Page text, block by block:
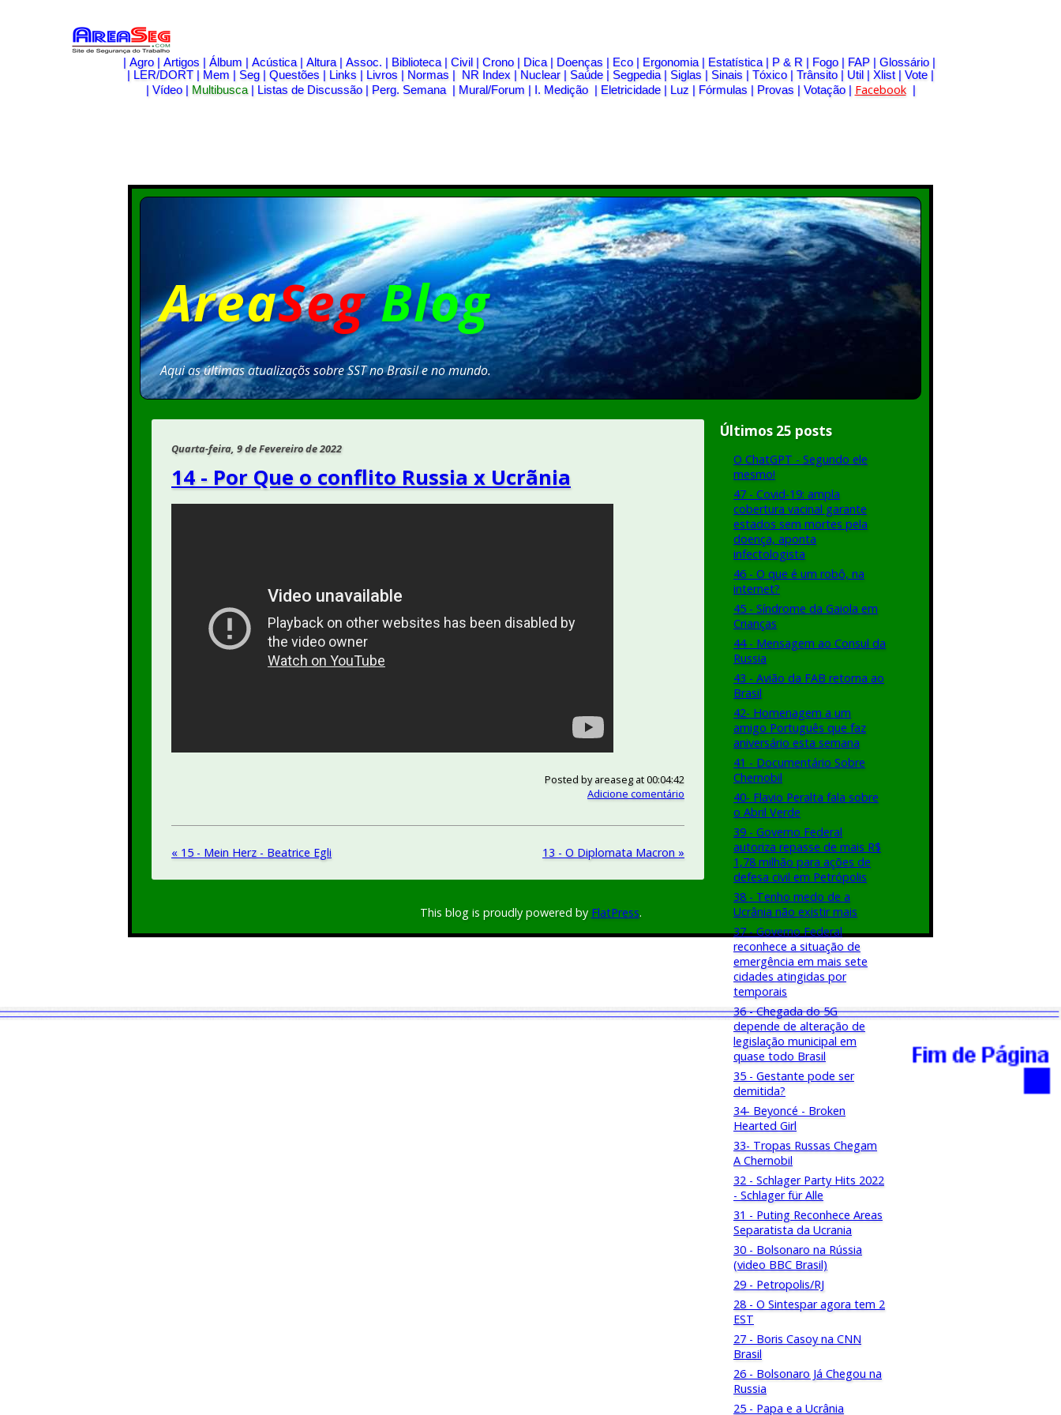
Agro| Artigos Álbum Acústica| Altura| Assoc. Biblioteca| Civil Crono| Dica| Doenças Eco| Ergonomia| Estatística| P & R Fogo| FAP| Glossário|
LER/DORT Mem Seg Questões Links Livros Normas NR Index Nuclear Saúde Segpedia Siglas Sinais Tóxico Trânsito Util Xlist Vote
Vídeo| Multibusca| Listas de Discussão| Perg. Semana Mural/Forum I. Medição| Eletricidade| Luz Fórmulas Provas Votação| Facebook|
AreaSeg Blog
Aqui as últimas atualizaçõs sobre SST no Brasil e no mundo.
Quarta-feira, 9 de Fevereiro de 2022
14 - Por Que o conflito Russia x Ucrãnia
Posted byareaseg at 00:04:42
Adicione comentário
13 - O Diplomata Macron »
« 15 - Mein Herz - Beatrice Egli
Últimos 25 posts
O ChatGPT - Segundo ele
mesmo!
47 - Covid-19: ampla
cobertura vacinal garante
estados sem mortes pela
doença, aponta
infectologista
46 - O que é um robô, na
internet?
45 - Síndrome da Gaiola em
Crianças
44 - Mensagem ao Consul da
Russia
43 - Avião da FAB retorna ao
Brasil
42- Homenagem a um
amigo Português que faz
aniversário esta semana
41 - Documentário Sobre
Chernobil
40- Flavio Peralta fala sobre
o Abril Verde
39 - Governo Federal
autoriza repasse de mais R$
1,78 milhão para ações de
defesa civil em Petrópolis
38 - Tenho medo de a
Ucrânia não existir mais
37 - Governo Federal
reconhece a situação de
emergência em mais sete
cidades atingidas por
temporais
36 - Chegada do 5G
depende de alteração de
legislação municipal em
quase todo Brasil
35 - Gestante pode ser
demitida?
34- Beyoncé - Broken
Hearted Girl
33- Tropas Russas Chegam
A Chernobil
32 - Schlager Party Hits 2022
- Schlager für Alle
31 - Puting Reconhece Areas
Separatista da Ucrania
30 - Bolsonaro na Rússia
(video BBC Brasil)
29 - Petropolis/RJ
28 - O Sintespar agora tem 2
EST
27 - Boris Casoy na CNN
Brasil
26 - Bolsonaro Já Chegou na
Russia
25 - Papa e a Ucrânia
This blog is proudly powered by FlatPress.